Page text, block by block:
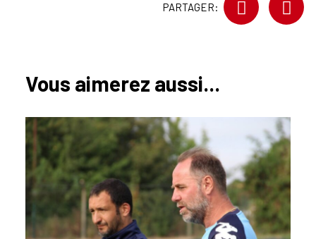
PARTAGER:
Vous aimerez aussi...